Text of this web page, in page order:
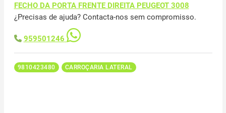
FECHO DA PORTA FRENTE DIREITA PEUGEOT 3008
¿Precisas de ajuda? Contacta-nos sem compromisso.
959501246
9810423480 CARROÇARIA LATERAL